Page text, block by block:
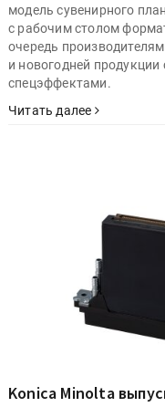
модель сувенирного
с рабочим столом
очередь
и новогодней
спецэффектами.
Читать далее
Konica Minolta